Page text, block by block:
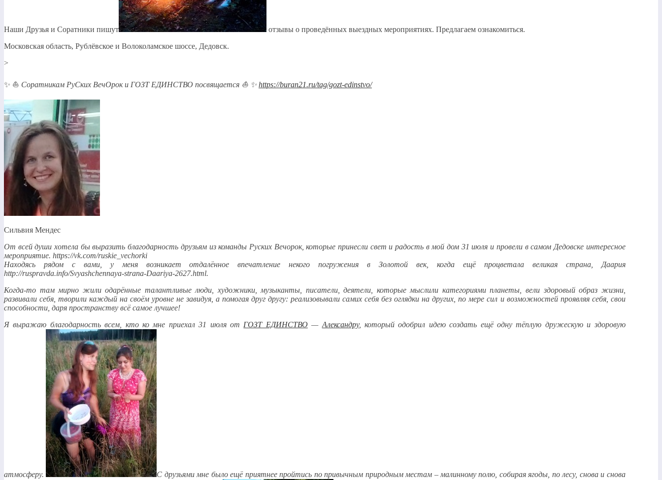
Наши Друзья и Соратники пишут
отзывы о проведённых выездных мероприятиях. Предлагаем ознакомиться.
Московская область, Рублёвское и Волоколамское шоссе, Дедовск.
>
✨ ⛵ Соратникам РуСких ВечОрок и ГОЗТ ЕДИНСТВО посвящается ⛵ ✨https://buran21.ru/tag/gozt-edinstvo/
Сильвия Мендес
От всей души хотела бы выразить благодарность друзьям из команды Руских Вечорок, которые принесли свет и радость в мой дом 31 июля и провели в самом Дедовске интересное
мероприятие. https://vk.com/ruskie_vechorki
Находясь рядом с вами, у меня возникает отдалённое впечатление некого погружения в Золотой век, когда ещё процветала великая страна, Даария
http://ruspravda.info/Svyashchennaya-strana-Daariya-2627.html.
Когда-то там мирно жили одарённые талантливые люди, художники, музыканты, писатели, деятели, которые мыслили категориями планеты, вели здоровый образ жизни,
развивали себя, творили каждый на своём уровне не завидуя, а помогая друг другу: реализовывали самих себя без оглядки на других, по мере сил и возможностей проявляя себя, свои
способности, даря пространству всё самое лучшее!
Я выражаю благодарность всем, кто ко мне приехал 31 июля от ГОЗТ ЕДИНСТВО— Александру, который одобрил идею создать ещё одну тёплую дружескую и здоровую
атмосферу. С друзьями мне было ещё приятнее пройтись по привычным природным местам – малинному полю, собирая ягоды, по лесу, снова и снова